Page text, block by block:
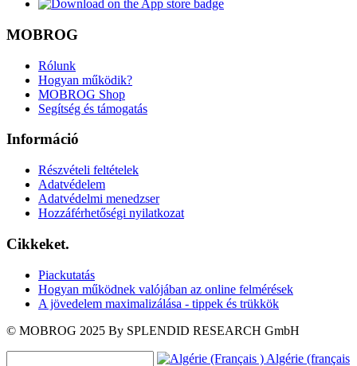
MOBROG
Rólunk
Hogyan működik?
MOBROG Shop
Segítség és támogatás
Információ
Részvételi feltételek
Adatvédelem
Adatvédelmi menedzser
Hozzáférhetőségi nyilatkozat
Cikkeket.
Piackutatás
Hogyan működnek valójában az online felmérések
A jövedelem maximalizálása - tippek és trükkök
© MOBROG 2025 By SPLENDID RESEARCH GmbH
Algérie (français